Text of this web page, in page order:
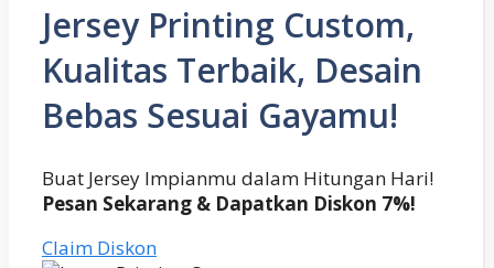
Jersey Printing Custom,
Kualitas Terbaik, Desain
Bebas Sesuai Gayamu!
Buat Jersey Impianmu dalam Hitungan Hari!
Pesan Sekarang & Dapatkan Diskon 7%!
Claim Diskon